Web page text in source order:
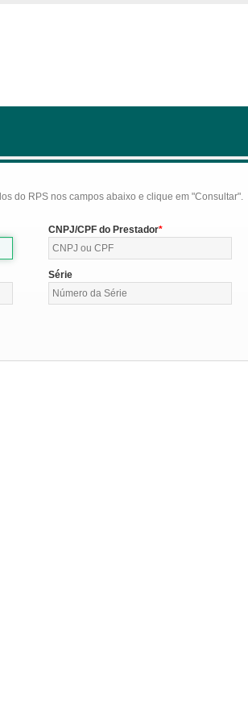
do RPS nos campos abaixo e clique em "Consultar".
CNPJ/CPF do Prestador
Série